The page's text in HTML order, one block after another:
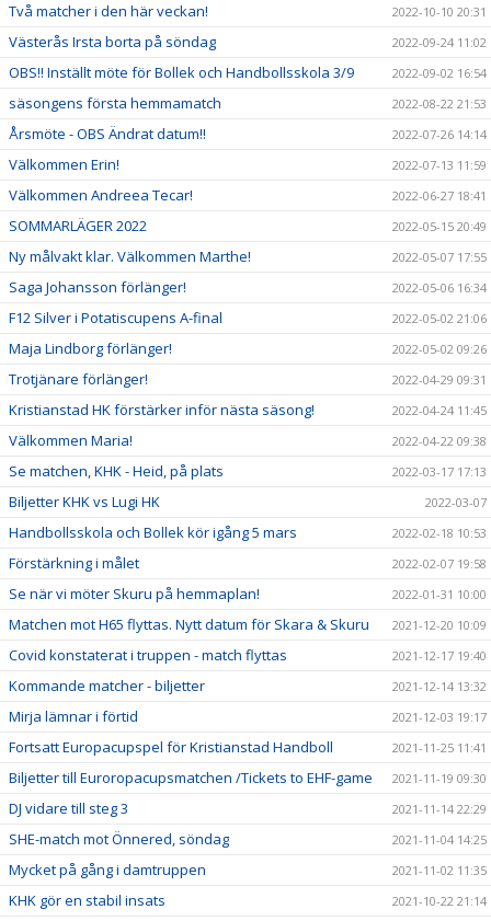
Två matcher i den här veckan! 2022-10-10 20:31
Västerås Irsta borta på söndag 2022-09-24 11:02
OBS!! Inställt möte för Bollek och Handbollsskola 3/9 2022-09-02 16:54
säsongens första hemmamatch 2022-08-22 21:53
Årsmöte - OBS Ändrat datum!! 2022-07-26 14:14
Välkommen Erin! 2022-07-13 11:59
Välkommen Andreea Tecar! 2022-06-27 18:41
SOMMARLÄGER 2022 2022-05-15 20:49
Ny målvakt klar. Välkommen Marthe! 2022-05-07 17:55
Saga Johansson förlänger! 2022-05-06 16:34
F12 Silver i Potatiscupens A-final 2022-05-02 21:06
Maja Lindborg förlänger! 2022-05-02 09:26
Trotjänare förlänger! 2022-04-29 09:31
Kristianstad HK förstärker inför nästa säsong! 2022-04-24 11:45
Välkommen Maria! 2022-04-22 09:38
Se matchen, KHK - Heid, på plats 2022-03-17 17:13
Biljetter KHK vs Lugi HK 2022-03-07
Handbollsskola och Bollek kör igång 5 mars 2022-02-18 10:53
Förstärkning i målet 2022-02-07 19:58
Se när vi möter Skuru på hemmaplan! 2022-01-31 10:00
Matchen mot H65 flyttas. Nytt datum för Skara & Skuru 2021-12-20 10:09
Covid konstaterat i truppen - match flyttas 2021-12-17 19:40
Kommande matcher - biljetter 2021-12-14 13:32
Mirja lämnar i förtid 2021-12-03 19:17
Fortsatt Europacupspel för Kristianstad Handboll 2021-11-25 11:41
Biljetter till Euroropacupsmatchen /Tickets to EHF-game 2021-11-19 09:30
DJ vidare till steg 3 2021-11-14 22:29
SHE-match mot Önnered, söndag 2021-11-04 14:25
Mycket på gång i damtruppen 2021-11-02 11:35
KHK gör en stabil insats 2021-10-22 21:14